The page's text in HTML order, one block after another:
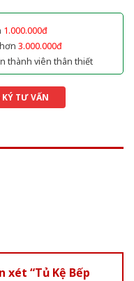
1.000.000đ
3.000.000đ
thành viên thân thiết
TƯ VẤN
xét “Tủ Kệ Bếp